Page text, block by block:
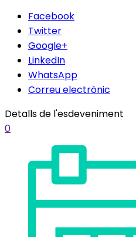
Facebook
Twitter
Google+
LinkedIn
WhatsApp
Correu electrònic
Detalls de l'esdeveniment
0